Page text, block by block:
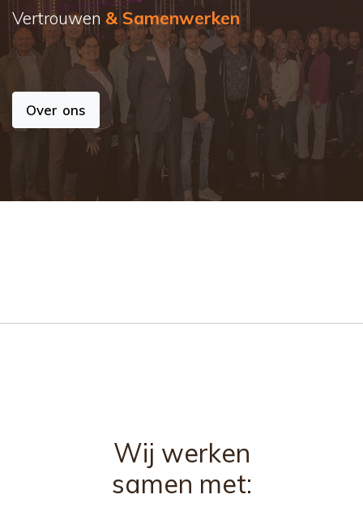
Vertrouwen & Samenwerken
Over ons
Wij werken
samen met: